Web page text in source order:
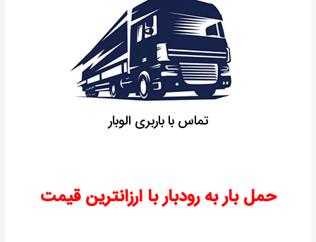
تماس با باربری الوبار
حمل بار به رودبار با ارزانترین قیمت